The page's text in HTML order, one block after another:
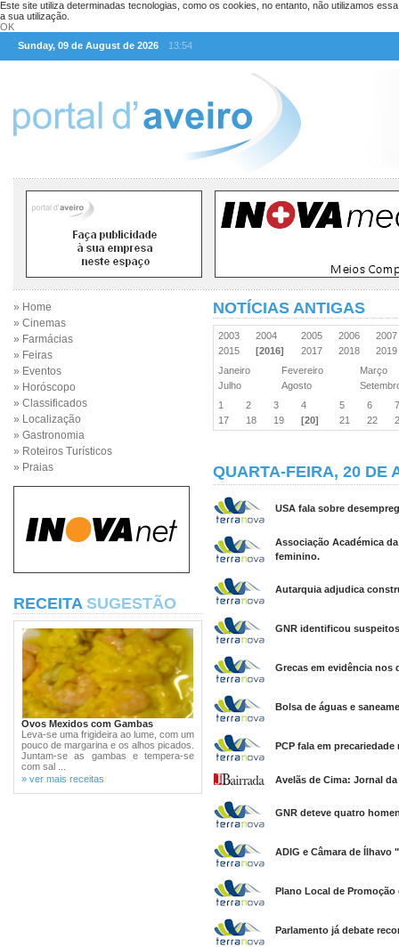
Este site utiliza determinadas tecnologias, como os cookies, no entanto, não utilizamos
a sua utilização.
OK
Sunday, 09 de August de 2026
13:54
» Home
» Cinemas
» Farmácias
» Feiras
» Eventos
» Horóscopo
» Classificados
» Localização
» Gastronomia
» Roteiros Turísticos
» Praias
RECEITA SUGESTÃO
Ovos Mexidos com Gambas
Leva-se uma frigideira ao lume, com um
pouco de margarina e os alhos picados.
Juntam-se as gambas e tempera-se
com sal ...
» ver mais receitas
NOTÍCIAS ANTIGAS
2003 2004 2005 2006
2015
[2016] 2017 2018
Janeiro
Fevereiro
Março
Julho
Agosto
1
2 3 4 5 6
17
18 19 [20] 21 22
QUARTA-FEIRA, 20 DE
USA fala sobre
Associação Académica
feminino.
Autarquia adjudica
GNR identificou
Grecas em evidência nos
Bolsa de águas e
PCP fala em
Avelãs de Cima: Jornal
GNR deteve quatro
ADIG e Câmara de
Plano Local de
Parlamento já debate